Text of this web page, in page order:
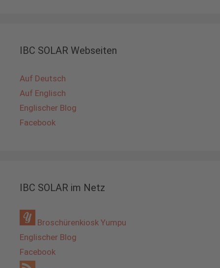
IBC SOLAR Webseiten
Auf Deutsch
Auf Englisch
Englischer Blog
Facebook
IBC SOLAR im Netz
Broschürenkiosk Yumpu
Englischer Blog
Facebook